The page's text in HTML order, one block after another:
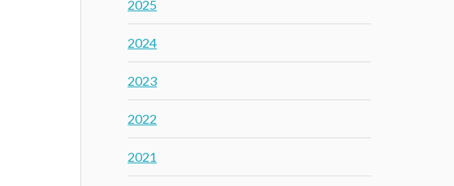
2025
2024
2023
2022
2021